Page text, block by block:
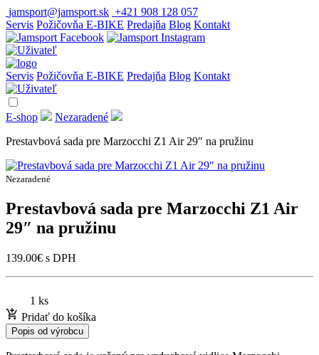
jamsport@jamsport.sk +421 908 128 057
Servis Požičovňa E-BIKE Predajňa Blog Kontakt
Servis Požičovňa E-BIKE Predajňa Blog Kontakt
E-shop
Nezaradené
Prestavbová sada pre Marzocchi Z1 Air 29″ na pružinu
Nezaradené
Prestavbová sada pre Marzocchi Z1 Air
29″ na pružinu
139.00€ s DPH
1 ks
Pridať do košíka
Popis od výrobcu